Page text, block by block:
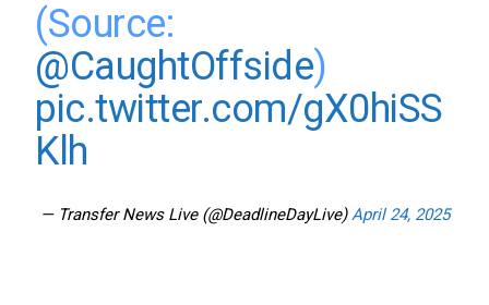
(Source:
@CaughtOffside)
pic.twitter.com/gX0hiSS
Klh
— Transfer News Live (@DeadlineDayLive)April 24, 2025